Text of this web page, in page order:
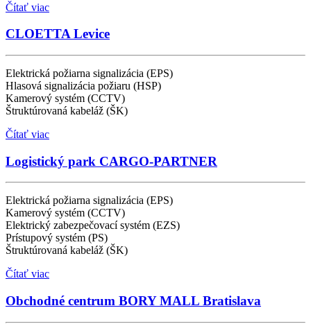
Čítať viac
CLOETTA Levice
Elektrická požiarna signalizácia (EPS)
Hlasová signalizácia požiaru (HSP)
Kamerový systém (CCTV)
Štruktúrovaná kabeláž (ŠK)
Čítať viac
Logistický park CARGO-PARTNER
Elektrická požiarna signalizácia (EPS)
Kamerový systém (CCTV)
Elektrický zabezpečovací systém (EZS)
Prístupový systém (PS)
Štruktúrovaná kabeláž (ŠK)
Čítať viac
Obchodné centrum BORY MALL Bratislava